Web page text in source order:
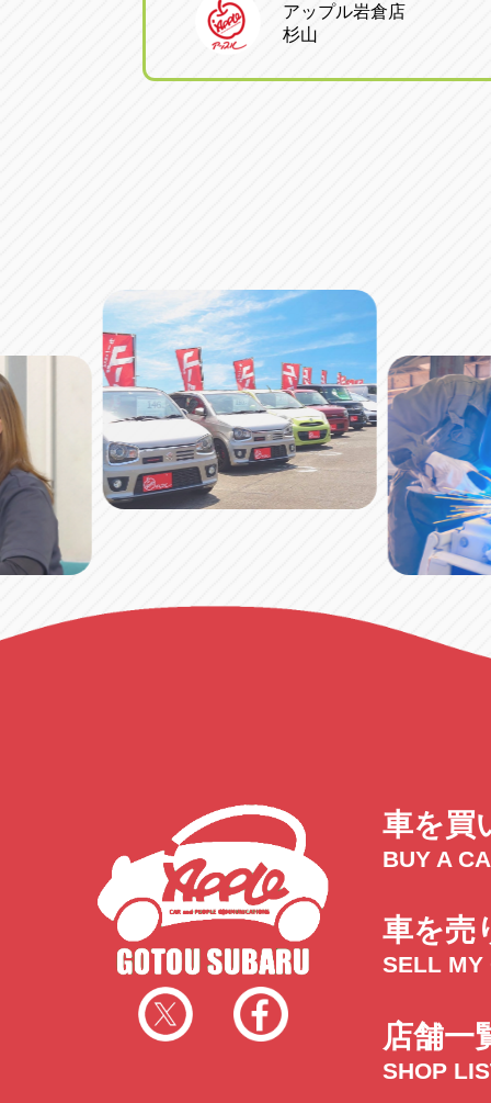
アップル岩倉店
杉山
車を買
BUY A
車を売
SELL MY
店舗一
SHOP